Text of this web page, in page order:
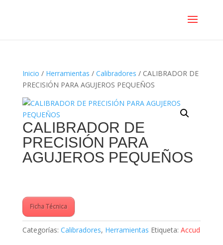
Inicio / Herramientas / Calibradores / CALIBRADOR DE
PRECISIÓN PARA AGUJEROS PEQUEÑOS
CALIBRADOR DE
PRECISIÓN PARA
AGUJEROS PEQUEÑOS
Ficha Técnica
Categorías: Calibradores, Herramientas Etiqueta: Accud